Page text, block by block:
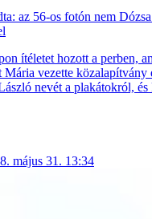
az 56-os fotón nem
ítéletet hozott a perben,
vezette közalapítvány
nevét a plakátokról, és
május 31. 13:34